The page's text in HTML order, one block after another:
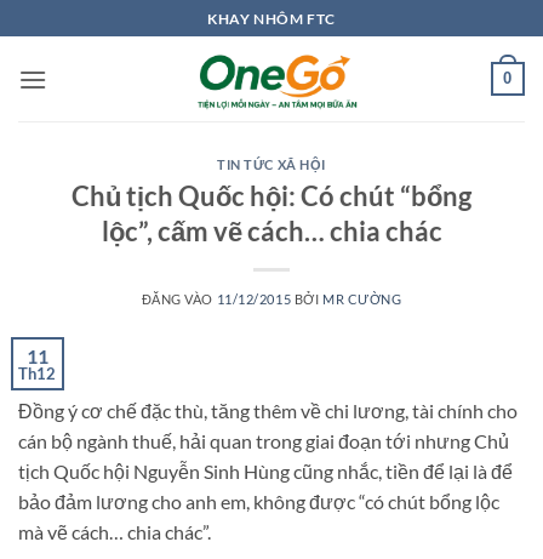
qua
nội
KHAY NHÔM FTC
0
TIN TỨC XÃ HỘI
Chủ tịch Quốc hội: Có chút “bổng
lộc”, cấm vẽ cách… chia chác
ĐĂNG VÀO 11/12/2015 BỞI MR CƯỜNG
11
Th12
Đồng ý cơ chế đặc thù, tăng thêm về chi lương, tài chính cho
cán bộ ngành thuế, hải quan trong giai đoạn tới nhưng Chủ
tịch Quốc hội Nguyễn Sinh Hùng cũng nhắc, tiền để lại là để
bảo đảm lương cho anh em, không được “có chút bổng lộc
mà vẽ cách… chia chác”.